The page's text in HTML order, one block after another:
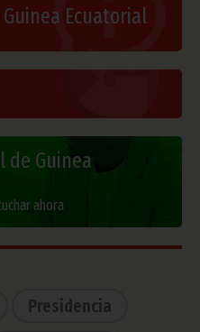
Ecuatorial
de Guinea
ahora
Presidencia